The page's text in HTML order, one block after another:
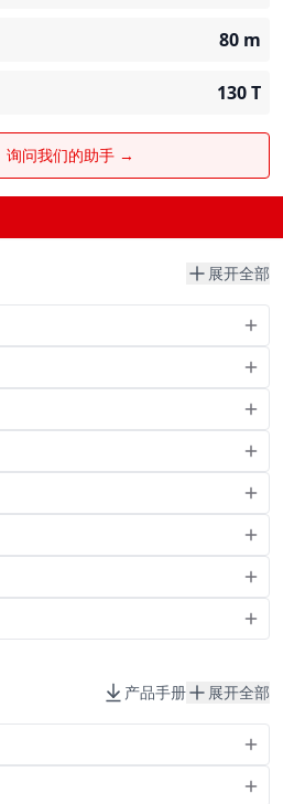
80 m
130T
询问我们的助手 →
展开全部
产品手册 展开全部